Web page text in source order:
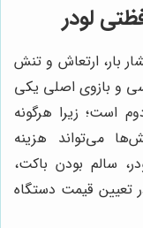
لودر
بار، ارتعاش و تنش
و بازوی اصلی یکی
است؛ زیرا هرگونه
می‌تواند هزینه
سالم بودن باکت،
قیمت دستگاه